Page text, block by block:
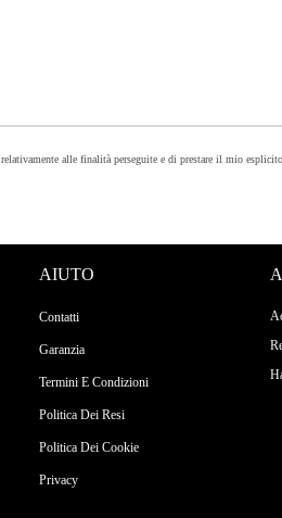
relativamente alle finalità perseguite e di prestare il mio
AIUTO
Contatti
Garanzia
Termini E Condizioni
Politica Dei Resi
Politica Dei Cookie
Privacy